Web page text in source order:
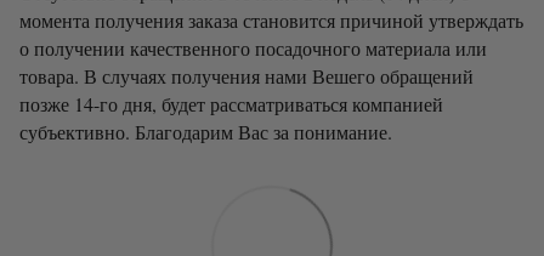
момента получения заказа становится причиной утверждать
о получении качественного посадочного материала или
товара. В случаях получения нами Вешего обращений
позже 14-го дня, будет рассматриваться компанией
субъективно. Благодарим Вас за понимание.